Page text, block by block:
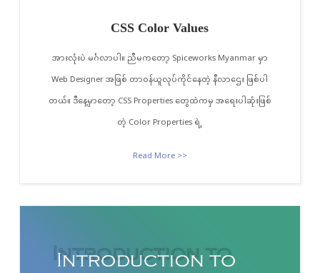
CSS Color Values
အားလုံးပဲ မင်္ဂလာပါ။ ညီမကတော့ Spiceworks Myanmar မှာ
Web Designer အဖြစ် တာဝန်ယူလုပ်ကိုင်နေတဲ့ နီလာဌေး ဖြစ်ပါ
တယ်။ ဒီနေ့မှာတော့ CSS Properties တွေထဲကမှ အရေးပါဆုံးဖြစ်
တဲ့ Color Properties ရဲ့
Read More >>